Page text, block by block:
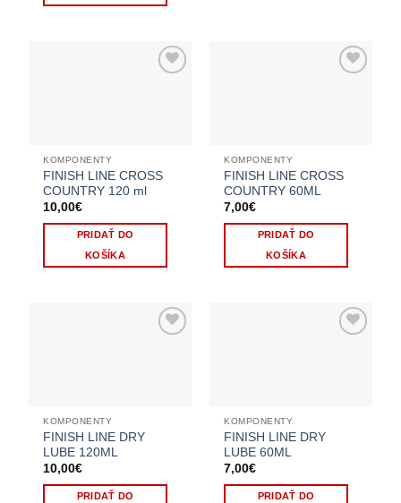
KOMPONENTY
FINISH LINE CROSS
COUNTRY 120 ml
10,00€
PRIDAŤ DO
KOŠÍKA
KOMPONENTY
FINISH LINE CROSS
COUNTRY 60ML
7,00€
PRIDAŤ DO
KOŠÍKA
KOMPONENTY
FINISH LINE DRY
LUBE 120ML
10,00€
PRIDAŤ DO
KOMPONENTY
FINISH LINE DRY
LUBE 60ML
7,00€
PRIDAŤ DO